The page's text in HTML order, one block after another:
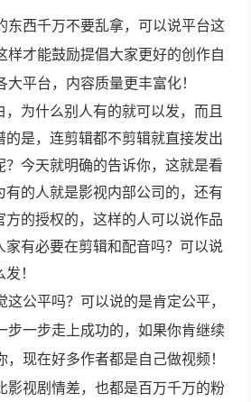
东西千万不要乱拿，可以说平台这
样才能鼓励提倡大家更好的创作自
大平台，内容质量更丰富化！
，为什么别人有的就可以发，而且
的是，连剪辑都不剪辑就直接发出
？今天就明确的告诉你，这就是看
有的人就是影视内部公司的，还有
方的授权的，这样的人可以说作品
家有必要在剪辑和配音吗？可以说
！
这公平吗？可以说的是肯定公平，
步一步走上成功的，如果你肯继续
现在好多作者都是自己做视频！
影视剧情差，也都是百万千万的粉